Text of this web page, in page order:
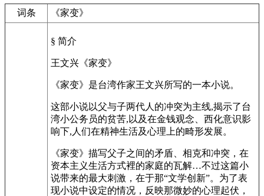
词条 《家变》
§ 简介
王文兴《家变》
《家变》是台湾作家王文兴所写的一本小说。
这部小说以父与子两代人的冲突为主线,揭示了台
湾小公务员的贫苦,以及在金钱观念、西化意识影
响下,人们在精神生活及心理上的畸形发展。
《家变》描写父子之间的矛盾、相克和冲突，在
资本主义生活方式裡的家庭的瓦解…不过这篇小
说带来的最大刺激，在于那“文学创新”。为了表
现小说中设定的情况，反映那微妙的心理起伏，